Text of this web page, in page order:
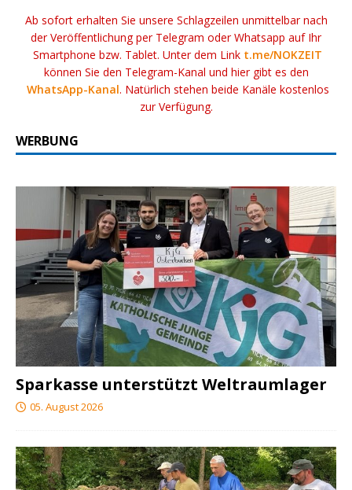
Ab sofort erhalten Sie unsere Schlagzeilen unmittelbar nach
der Veröffentlichung per Telegram oder Whatsapp auf Ihr
Smartphone bzw. Tablet. Unter dem Link t.me/NOKZEIT
können Sie den Telegram-Kanal und hier gibt es den
WhatsApp-Kanal. Natürlich stehen beide Kanäle kostenlos
zur Verfügung.
WERBUNG
Sparkasse unterstützt Weltraumlager
05. August 2026